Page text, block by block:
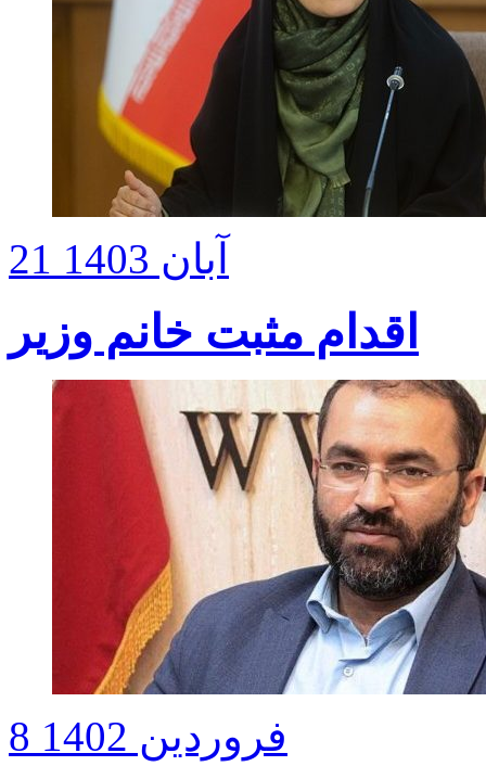
21 آبان 1403
اقدام مثبت خانم وزیر
8 فروردین 1402